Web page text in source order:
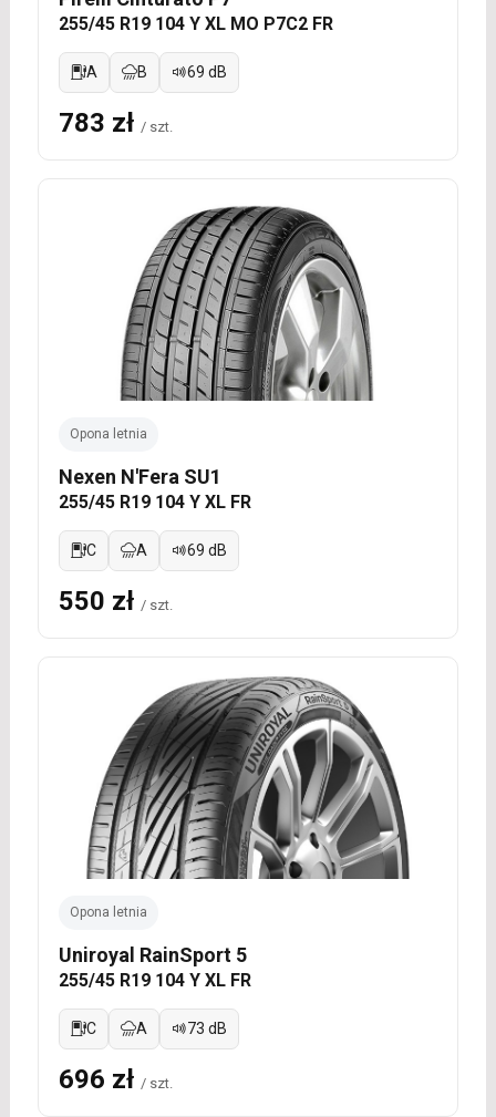
255/45 R19 104 Y XL MO P7C2 FR
A B 69 dB
783 zł / szt.
Opona letnia
Nexen N'Fera SU1
255/45 R19 104 Y XL FR
C A 69 dB
550 zł / szt.
Opona letnia
Uniroyal RainSport 5
255/45 R19 104 Y XL FR
C A 73 dB
696 zł / szt.